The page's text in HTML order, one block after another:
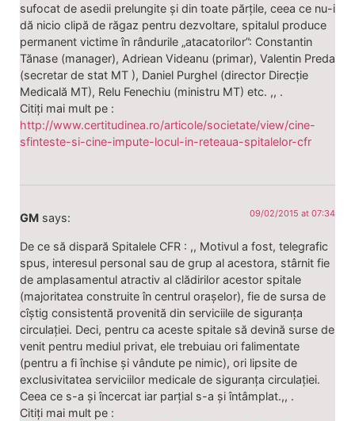
sufocat de asedii prelungite și din toate părțile, ceea ce nu-i
dă nicio clipă de răgaz pentru dezvoltare, spitalul produce
permanent victime în rândurile „atacatorilor”: Constantin
Tănase (manager), Adriean Videanu (primar), Valentin Preda
(secretar de stat MT ), Daniel Purghel (director Direcție
Medicală MT), Relu Fenechiu (ministru MT) etc. ,, .
Citiți mai mult pe :
http://www.certitudinea.ro/articole/societate/view/cine-
sfinteste-si-cine-impute-locul-in-reteaua-spitalelor-cfr
GM says: 09/02/2015 at 07:34
De ce să dispară Spitalele CFR : ,, Motivul a fost, telegrafic
spus, interesul personal sau de grup al acestora, stârnit fie
de amplasamentul atractiv al clădirilor acestor spitale
(majoritatea construite în centrul orașelor), fie de sursa de
cîștig consistentă provenită din serviciile de siguranța
circulației. Deci, pentru ca aceste spitale să devină surse de
venit pentru mediul privat, ele trebuiau ori falimentate
(pentru a fi închise și vândute pe nimic), ori lipsite de
exclusivitatea serviciilor medicale de siguranța circulației.
Ceea ce s-a și încercat iar parțial s-a și întâmplat.,, .
Citiți mai mult pe :